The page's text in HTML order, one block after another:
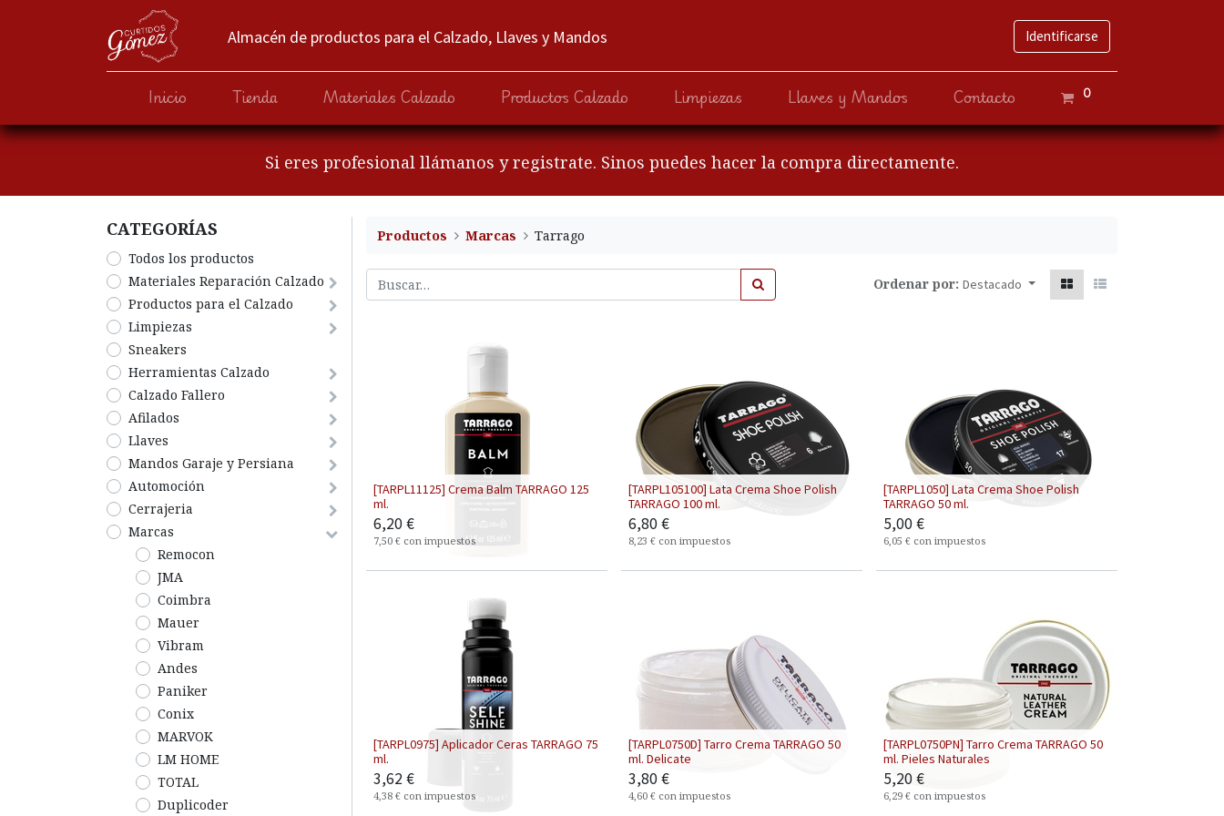
Almacén de productos para el Calzado, Llaves y Mandos Identificarse
Inicio Tienda Materiales Calzado Productos Calzado Limpiezas Llaves y Mandos Contacto 0
Si eres profesional llámanos y registrate. Sinos puedes hacer la compra directamente.
CATEGORÍA​S
Todos los productos
​Materiales Reparación Calzado
​Productos para el Calzado
​Limpiezas
Sneakers
Herramientas Calzado
​​​​​​​Calzado Fallero
Afilados
Llaves
Mandos Garaje y Persiana
Automoción
Cerrajeria
Marcas
Remocon
JMA
Coimbra
Mauer
Vibram
Andes
Paniker
Conix
MARVOK
LM HOME
TOTAL
Duplicoder
Productos Marcas Tarrago
Ordenar por: Destacado
[TARPL11125] Crema Balm TARRAGO 125
ml.
6,20€
7,50 € con impuestos
[TARPL105100] Lata Crema Shoe Polish
TARRAGO 100 ml.
6,80€
8,23 € con impuestos
[TARPL1050] Lata Crema Shoe Polish
TARRAGO 50 ml.
5,00€
6,05 € con impuestos
[TARPL0975] Aplicador Ceras TARRAGO 75
ml.
3,62€
4,38 € con impuestos
[TARPL0750D] Tarro Crema TARRAGO 50
ml. Delicate
3,80€
4,60 € con impuestos
[TARPL0750PN] Tarro Crema TARRAGO 50
ml. Pieles Naturales
5,20€
6,29 € con impuestos